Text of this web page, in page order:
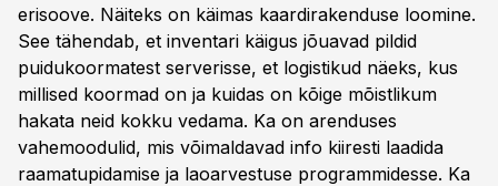
erisoove. Näiteks on käimas kaardirakenduse loomine.
See tähendab, et inventari käigus jõuavad pildid
puidukoormatest serverisse, et logistikud näeks, kus
millised koormad on ja kuidas on kõige mõistlikum
hakata neid kokku vedama. Ka on arenduses
vahemoodulid, mis võimaldavad info kiiresti laadida
raamatupidamise ja laoarvestuse programmidesse. Ka